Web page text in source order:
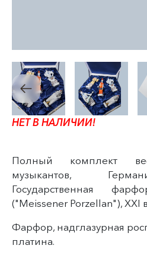
НЕТ В НАЛИЧИИ!
Полный комплект
музыкантов,
Государственная
("Meissener Porzellan"), XXI
Фарфор, надглазурная
платина.